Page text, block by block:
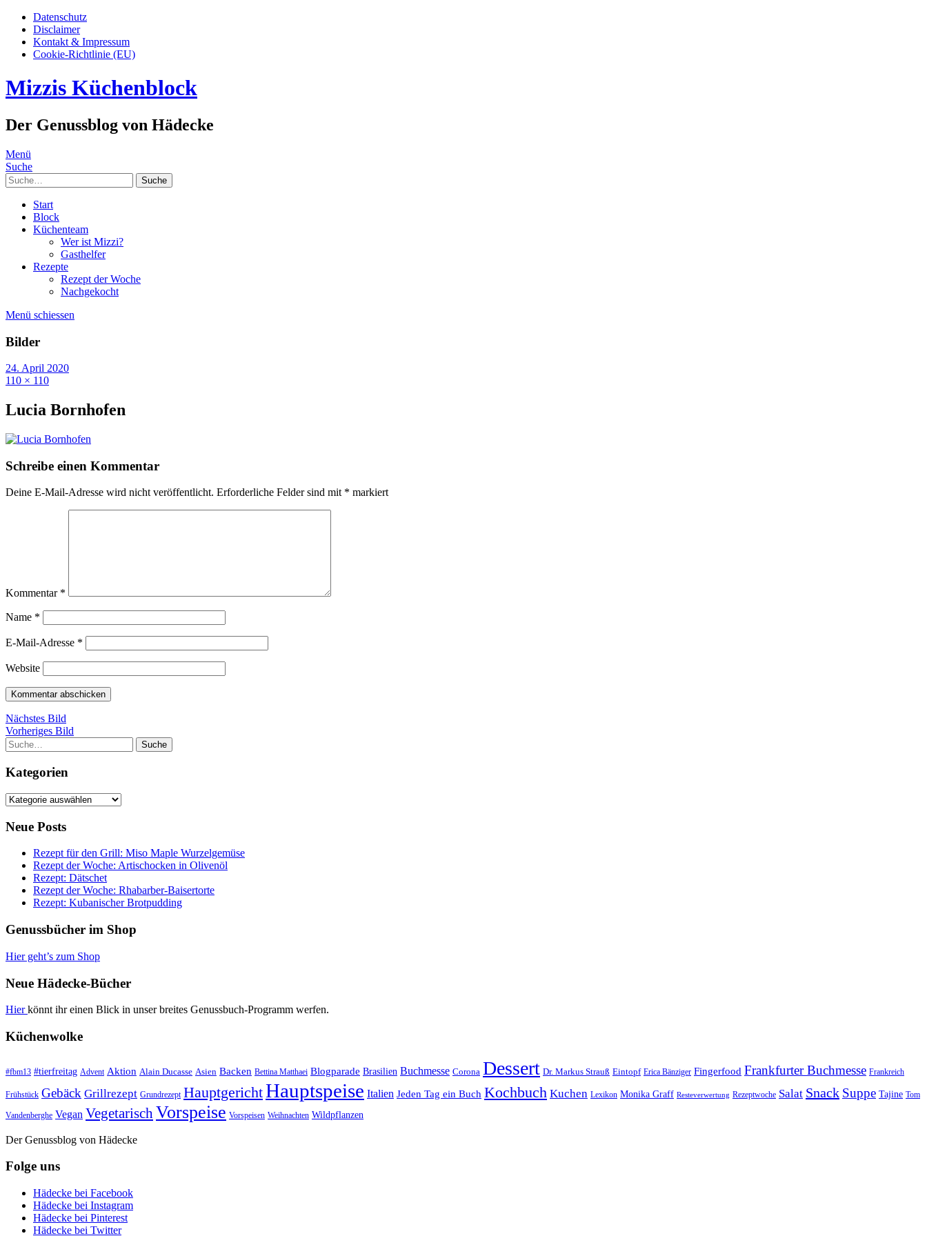
Datenschutz
Disclaimer
Kontakt & Impressum
Cookie-Richtlinie (EU)
Mizzis Küchenblock
Der Genussblog von Hädecke
Menü
Suche
Suche
Start
Block
Küchenteam
Wer ist Mizzi?
Gasthelfer
Rezepte
Rezept der Woche
Nachgekocht
Menü schiessen
Bilder
24. April 2020
110 × 110
Lucia Bornhofen
Schreibe einen Kommentar
Deine E-Mail-Adresse wird nicht veröffentlicht. Erforderliche Felder sind mit * markiert
Kommentar *
Name *
E-Mail-Adresse *
Website
Nächstes Bild
Vorheriges Bild
Suche
Kategorien
Kategorien
Neue Posts
Rezept für den Grill: Miso Maple Wurzelgemüse
Rezept der Woche: Artischocken in Olivenöl
Rezept: Dätschet
Rezept der Woche: Rhabarber-Baisertorte
Rezept: Kubanischer Brotpudding
Genussbücher im Shop
Hier geht’s zum Shop
Neue Hädecke-Bücher
Hierkönnt ihr einen Blick in unser breites Genussbuch-Programm werfen.
Küchenwolke
#fbm13 #tierfreitag Advent Aktion Alain Ducasse Asien Backen Bettina Matthaei Blogparade Brasilien Buchmesse Corona Dessert Dr. Markus Strauß Eintopf Erica Bänziger Fingerfood Frankfurter Buchmesse Frankreich
Frühstück Gebäck Grillrezept Grundrezept HauptgerichtHauptspeise Italien Jeden Tag ein Buch Kochbuch Kuchen Lexikon Monika Graff Resteverwertung Rezeptwoche Salat Snack Suppe Tajine Tom
Vandenberghe Vegan Vegetarisch Vorspeise Vorspeisen Weihnachten Wildpflanzen
Der Genussblog von Hädecke
Folge uns
Hädecke bei Facebook
Hädecke bei Instagram
Hädecke bei Pinterest
Hädecke bei Twitter